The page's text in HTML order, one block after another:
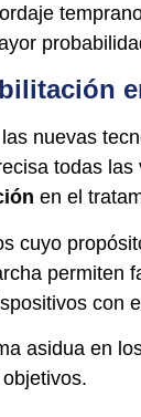
nuevas
todas
en el
cuyo
con
asidua en